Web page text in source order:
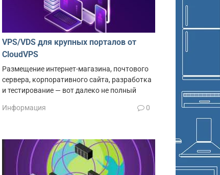
VPS/VDS для крупных порталов от
CloudVPS
Размещение интернет-магазина, почтового
сервера, корпоративного сайта, разработка
и тестирование — вот далеко не полный
Информация 0